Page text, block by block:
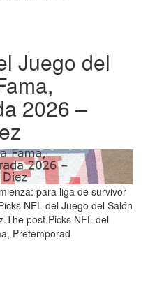
Juego del
2026 –
para liga de survivor
NFL del Juego del Salón
post Picks NFL del
Pretemporad